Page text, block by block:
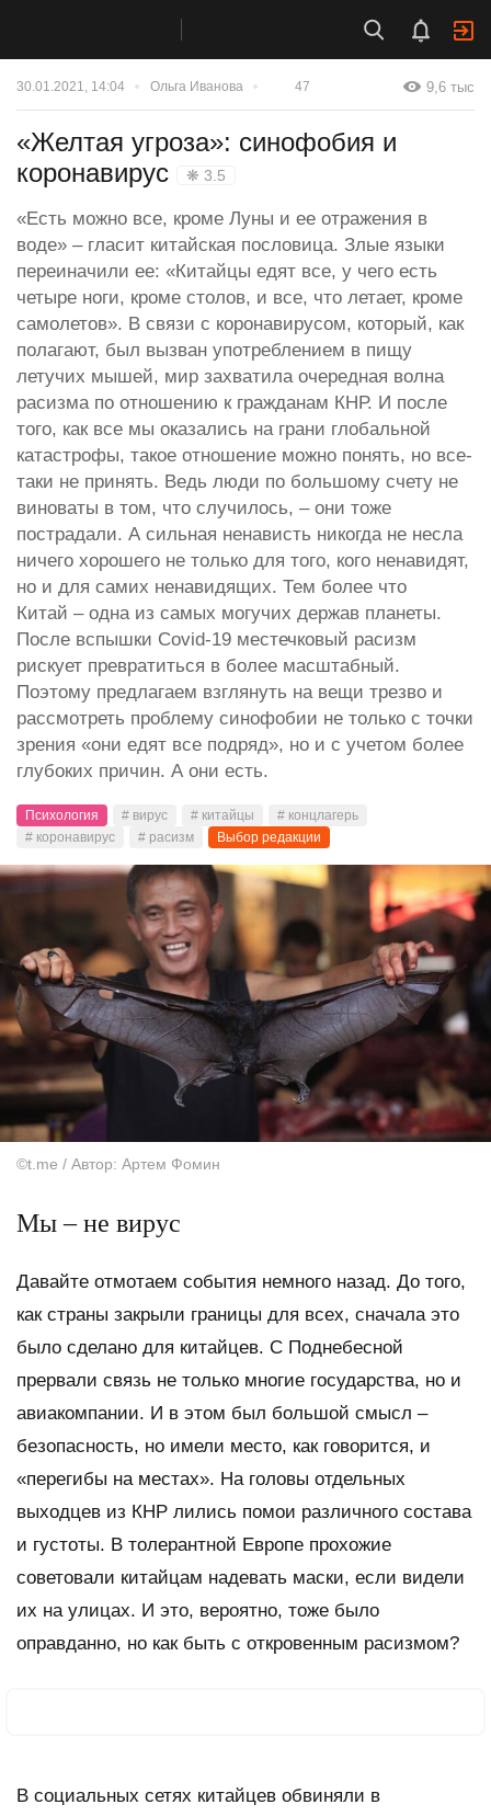
30.01.2021, 14:04 Ольга Иванова 47 9,6 тыс
«Желтая угроза»: синофобия и
коронавирус
❋ 3.5
«Есть можно все, кроме Луны и ее отражения в
воде» – гласит китайская пословица. Злые языки
переиначили ее: «Китайцы едят все, у чего есть
четыре ноги, кроме столов, и все, что летает, кроме
самолетов». В связи с коронавирусом, который, как
полагают, был вызван употреблением в пищу
летучих мышей, мир захватила очередная волна
расизма по отношению к гражданам КНР. И после
того, как все мы оказались на грани глобальной
катастрофы, такое отношение можно понять, но все-
таки не принять. Ведь люди по большому счету не
виноваты в том, что случилось, – они тоже
пострадали. А сильная ненависть никогда не несла
ничего хорошего не только для того, кого ненавидят,
но и для самих ненавидящих. Тем более что
Китай – одна из самых могучих держав планеты.
После вспышки Covid-19 местечковый расизм
рискует превратиться в более масштабный.
Поэтому предлагаем взглянуть на вещи трезво и
рассмотреть проблему синофобии не только с точки
зрения «они едят все подряд», но и с учетом более
глубоких причин. А они есть.
Психология # вирус # китайцы
# концлагерь
# коронавирус
# расизм Выбор редакции
©t.me / Автор: Артем Фомин
Мы – не вирус
Давайте отмотаем события немного назад. До того,
как страны закрыли границы для всех, сначала это
было сделано для китайцев. С Поднебесной
прервали связь не только многие государства, но и
авиакомпании. И в этом был большой смысл –
безопасность, но имели место, как говорится, и
«перегибы на местах». На головы отдельных
выходцев из КНР лились помои различного состава
и густоты. В толерантной Европе прохожие
советовали китайцам надевать маски, если видели
их на улицах. И это, вероятно, тоже было
оправданно, но как быть с откровенным расизмом?
В социальных сетях китайцев обвиняли в